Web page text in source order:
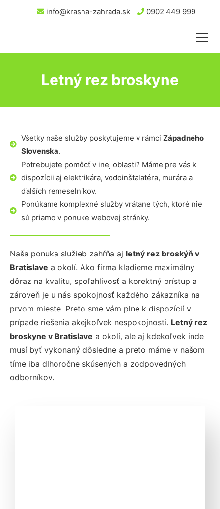
info@krasna-zahrada.sk 0902 449 999
Letný rez broskyne
Všetky naše služby poskytujeme v rámci Západného
Slovenska.
Potrebujete pomôcť v inej oblasti? Máme pre vás k
dispozícii aj elektrikára, vodoinštalatéra, murára a
ďalších remeselníkov.
Ponúkame komplexné služby vrátane tých, ktoré nie
sú priamo v ponuke webovej stránky.
Naša ponuka služieb zahŕňa aj letný rez broskýň v
Bratislave a okolí. Ako firma kladieme maximálny
dôraz na kvalitu, spoľahlivosť a korektný prístup a
zároveň je u nás spokojnosť každého zákazníka na
prvom mieste. Preto sme vám plne k dispozícií v
prípade riešenia akejkoľvek nespokojnosti. Letný rez
broskyne v Bratislave a okolí, ale aj kdekoľvek inde
musí byť vykonaný dôsledne a preto máme v našom
tíme iba dlhoročne skúsených a zodpovedných
odborníkov.